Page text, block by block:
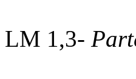
LM 1,3-